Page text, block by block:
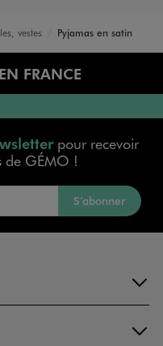
vestes Pyjamas en satin
FRANCE
pour recevoir
de GÉMO !
S’abonner